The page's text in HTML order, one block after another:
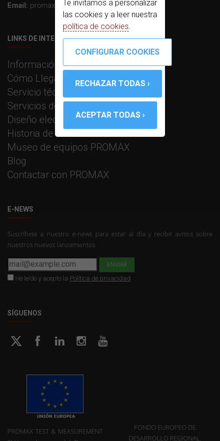
Te invitamos a personalizar
las cookies y a leer nuestra
política de cookies
Email: promax@promax.es
LINKS DE INTERÉS
Información corporativa
Cómo Llegar
Servicio técnico
Servicios de fabricación
Diseño electrónico e I+D
Historia de PROMAX
Museo de equipos PROMAX
Blog
Contactar con PROMAX
E-NEWS
Suscríbete a nuestro e-news para estar al día y recibir avisos sobre
nuestros nuevos lanzamientos
He leído y acepto la Política de privacidad
SÍGUENOS
PROMAX TEST & MEASUREMENT
FONDO EUROPEO DE
DESARROLLO REGIONAL.